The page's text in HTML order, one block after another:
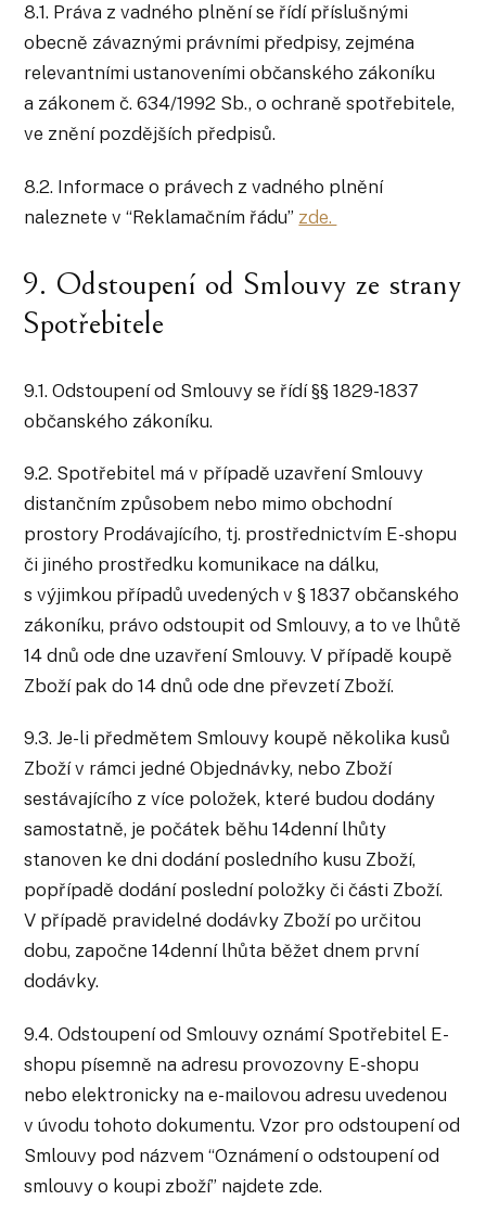
8.1. Práva z vadného plnění se řídí příslušnými
obecně závaznými právními předpisy, zejména
relevantními ustanoveními občanského zákoníku
a zákonem č. 634/1992 Sb., o ochraně spotřebitele,
ve znění pozdějších předpisů.
8.2. Informace o právech z vadného plnění
naleznete v “Reklamačním řádu” zde.
9. Odstoupení od Smlouvy ze strany
Spotřebitele
9.1. Odstoupení od Smlouvy se řídí §§ 1829-1837
občanského zákoníku.
9.2. Spotřebitel má v případě uzavření Smlouvy
distančním způsobem nebo mimo obchodní
prostory Prodávajícího, tj. prostřednictvím E-shopu
či jiného prostředku komunikace na dálku,
s výjimkou případů uvedených v § 1837 občanského
zákoníku, právo odstoupit od Smlouvy, a to ve lhůtě
14 dnů ode dne uzavření Smlouvy. V případě koupě
Zboží pak do 14 dnů ode dne převzetí Zboží.
9.3. Je-li předmětem Smlouvy koupě několika kusů
Zboží v rámci jedné Objednávky, nebo Zboží
sestávajícího z více položek, které budou dodány
samostatně, je počátek běhu 14denní lhůty
stanoven ke dni dodání posledního kusu Zboží,
popřípadě dodání poslední položky či části Zboží.
V případě pravidelné dodávky Zboží po určitou
dobu, započne 14denní lhůta běžet dnem první
dodávky.
9.4. Odstoupení od Smlouvy oznámí Spotřebitel E-
shopu písemně na adresu provozovny E-shopu
nebo elektronicky na e-mailovou adresu uvedenou
v úvodu tohoto dokumentu. Vzor pro odstoupení od
Smlouvy pod názvem “Oznámení o odstoupení od
smlouvy o koupi zboží” najdete zde.